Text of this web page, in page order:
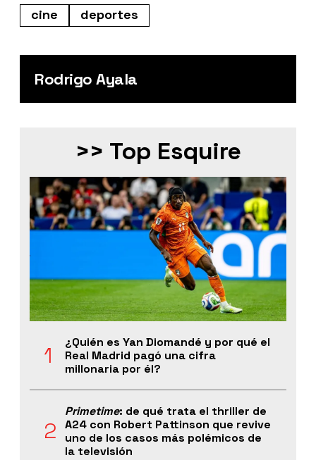
cine deportes
Rodrigo Ayala
>> Top Esquire
¿Quién es Yan Diomandé y por qué el
Real Madrid pagó una cifra
millonaria por él?
Primetime: de qué trata el thriller de
A24 con Robert Pattinson que revive
uno de los casos más polémicos de
la televisión